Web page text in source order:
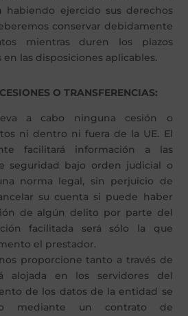
habiendo ejercido sus derechos
conservar debidamente
mientras duren los plazos
las disposiciones aplicables.
O TRANSFERENCIAS:
a cabo ninguna cesión o
ni dentro ni fuera de la UE. El
facilitará información a las
seguridad bajo orden judicial o
norma legal, sin perjuicio de
su cuenta si puede haber
de algún delito por parte del
facilitada será sólo la que
el prestador.
proporcione tanto a través de
alojada en los servidores del
de los datos de la entidad se
mediante un contrato de